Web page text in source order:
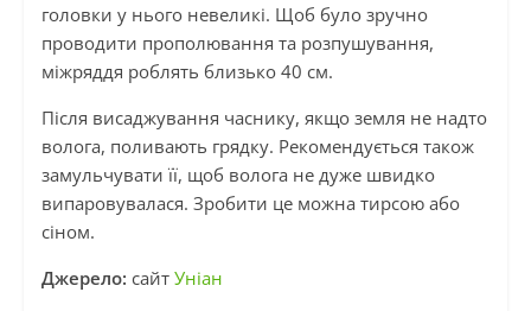
головки у нього невеликі. Щоб було зручно
проводити прополювання та розпушування,
міжряддя роблять близько 40 см.
Після висаджування часнику, якщо земля не надто
волога, поливають грядку. Рекомендується також
замульчувати її, щоб волога не дуже швидко
випаровувалася. Зробити це можна тирсою або
сіном.
Джерело: сайт Уніан